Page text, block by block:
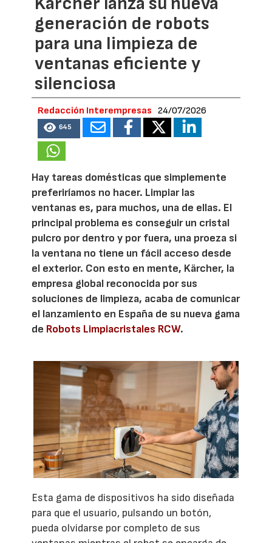
generación de robots
para una limpieza de
ventanas eficiente y
silenciosa
Redacción Interempresas 24/07/2026
645
Hay tareas domésticas que simplemente
preferiríamos no hacer. Limpiar las
ventanas es, para muchos, una de ellas. El
principal problema es conseguir un cristal
pulcro por dentro y por fuera, una proeza si
la ventana no tiene un fácil acceso desde
el exterior. Con esto en mente, Kärcher, la
empresa global reconocida por sus
soluciones de limpieza, acaba de comunicar
el lanzamiento en España de su nueva gama
de Robots Limpiacristales RCW.
Esta gama de dispositivos ha sido diseñada
para que el usuario, pulsando un botón,
pueda olvidarse por completo de sus